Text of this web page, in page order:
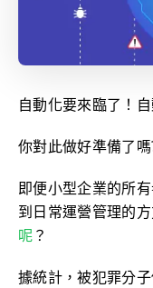
自動化要來臨了！
你對此做好準備了嗎
即便小型企業的所
到日常運營管理的
呢？
據統計，被犯罪分